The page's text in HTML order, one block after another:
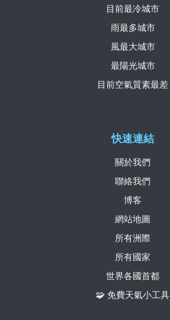
快速連結
關於我們
聯絡我們
博客
網站地圖
所有洲際
所有國家
世界各國首都
🧩 免費天氣小工具
目前最冷城市
雨最多城市
風最大城市
最陽光城市
目前空氣質素最差